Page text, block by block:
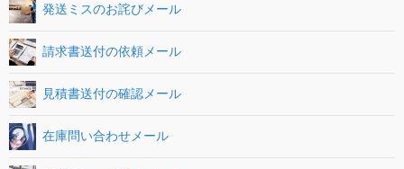
発送ミスのお詫びメール
請求書送付の依頼メール
見積書送付の確認メール
在庫問い合わせメール